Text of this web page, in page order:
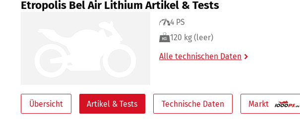
Etropolis Bel Air Lithium Artikel & Tests
4 PS
120 kg (leer)
Alle technischen Daten
Übersicht Artikel & Tests Technische Daten Markt